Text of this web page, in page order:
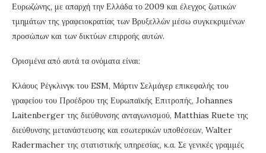
Ευρωζώνης, με απαρχή την Ελλάδα το 2009 και έλεγχος ζωτικών
τμημάτων της γραφειοκρατίας των Βρυξελλών μέσω συγκεκριμένων
προσώπων και των δικτύων επιρροής αυτών.
Ορισμένα από αυτά τα ονόματα είναι:
Κλάους Ρέγκλινγκ του ESM, Μάρτιν Σελμάγερ επικεφαλής του
γραφείου του Προέδρου της Ευρωπαϊκής Επιτροπής, Johannes
Laitenberger της διεύθυνσης ανταγωνισμού, Matthias Ruete της
διεύθυνσης μετανάστευσης και εσωτερικών υποθέσεων, Walter
Radermacher της στατιστικής υπηρεσίας, κ.α. Σε γενικές γραμμές